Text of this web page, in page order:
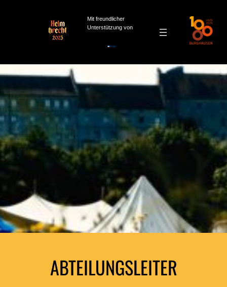
Mit freundlicher
Unterstützung von
ABTEILUNGSLEITER